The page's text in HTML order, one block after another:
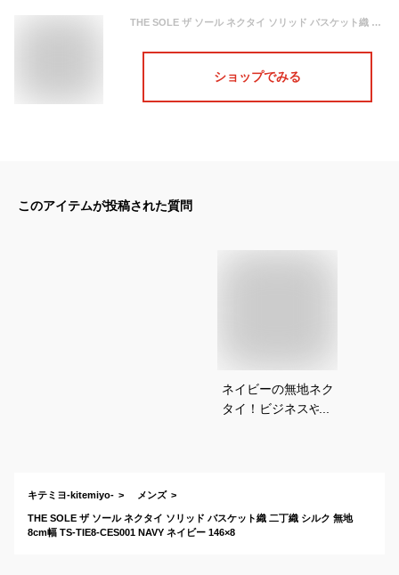
THE SOLE ザ ソール ネクタイ ソリッド バスケット織 二丁織 シルク 無地 8cm幅 TS-TIE8-CES001 NAVY ネイビー 146×8
ショップでみる
このアイテムが投稿された質問
ネイビーの無地ネク
タイ！ビジネスやフ
キテミヨ-kitemiyo- メンズ
THE SOLE ザ ソール ネクタイ ソリッド バスケット織 二丁織 シルク 無地
8cm幅 TS-TIE8-CES001 NAVY ネイビー 146×8